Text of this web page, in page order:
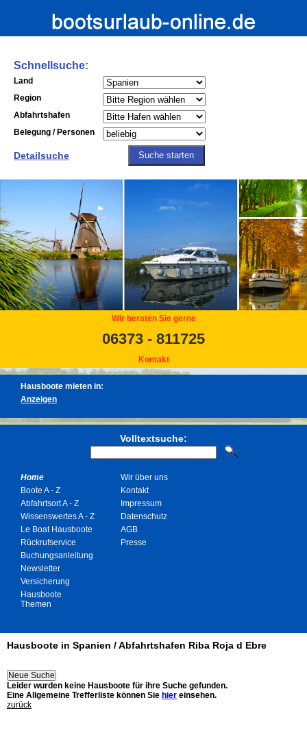
Schnellsuche:
Land
Region
Abfahrtshafen
Belegung / Personen
Detailsuche
Wir beraten Sie gerne
06373 - 811725
Kontakt
Hausboote mieten in:
Volltextsuche:
Home
Boote A - Z
Abfahrtsort A - Z
Wissenswertes A - Z
Le Boat Hausboote
Rückrufservice
Buchungsanleitung
Newsletter
Versicherung
Hausboote
Themen
Wir über uns
Kontakt
Impressum
Datenschutz
AGB
Presse
Hausboote in Spanien / Abfahrtshafen Riba Roja d Ebre
Leider wurden keine Hausboote für ihre Suche gefunden.
Eine Allgemeine Trefferliste können Sie hier einsehen.
zurück